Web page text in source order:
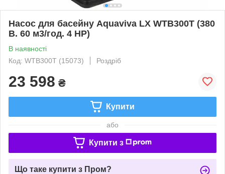
Насос для басейну Aquaviva LX WTB300T (380
В. 60 м3/год. 4 HP)
В наявності
Код: WTB300T (15073)
Роздріб
23 598 ₴
Купити
або
Купити з
Що таке купити з Пром?